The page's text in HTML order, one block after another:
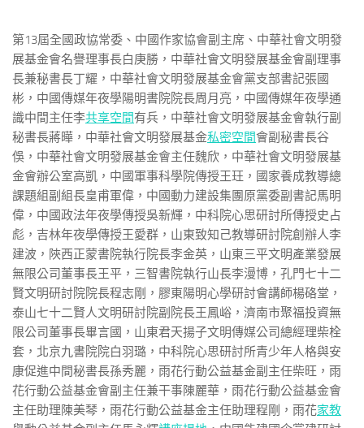
第13屆全國政協常委、中國作家協會副主席、中華社會文明發
展基金會名譽理事長白庚勝，中華社會文明發展基金會副理事
長兼秘書長丁耀，中華社會文明發展基金會黨支部書記張國
彬，中國傳媒年夜學陽明書院院長周月亮，中國傳媒年夜學通
識中間主任李共享空間有兵，中華社會文明發展基金會執行副
秘書長蔣曄，中華社會文明發展基金私密空間會副秘書長谷
俁，中華社會文明發展基金會主任魏欣，中華社會文明發展基
金會辦公室高凱，中國軍事科學院傳授王玨，國家養成教導總
課題組副組長皇甫軍偉，中國動力建設集團原黨委副書記馬明
偉，中國政法年夜學傳授吳新輝，中科院心思研討所傳授史占
彪，吉林年夜學傳授王愛群，山東致知己教導研討院創辦人李
建波，陜西正蒙書院執行院長李金英，山東三平文明產業發展
無限公司董事長王平，三智書院執行山長李漫博，孔門七十二
賢文明研討院院長程志剛，膠東陽明心學研討會講師楊硌堂，
泰山七十二賢人文明研討院副院長王鳳峪，濟南市聚福投資無
限公司董事長畢言國，山東君天揚子文明傳媒公司總經理柴栓
套，北京九書院院白羽璐，中科院心思研討所青少年人格與安
康促進中間秘書長孫秀麗，雨花行動公益基金副主任柴旺，雨
花行動公益基金會副主任兼干事陳麗華，雨花行動公益基金會
主任助理陳美琴，雨花行動公益基金主任助理程剛，雨花家教